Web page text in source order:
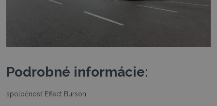
Podrobné informácie:
spoločnosť Effect Burson